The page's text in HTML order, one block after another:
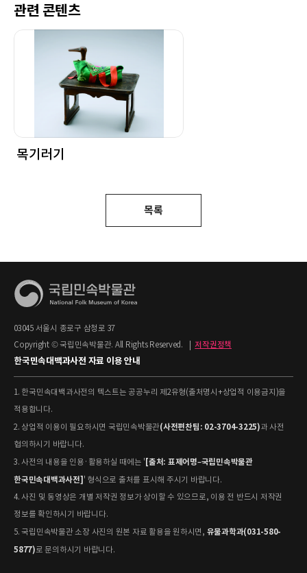
관련 콘텐츠
목기러기
목록
03045 서울시 종로구 삼청로 37
Copyright © 국립민속박물관. All Rights Reserved.
저작권정책
한국민속대백과사전 자료 이용 안내
1. 한국민속대백과사전의 텍스트는 공공누리 제2유형(출처명시+상업적 이용금지)을
적용합니다.
2. 상업적 이용이 필요하시면 국립민속박물관(사전편찬팀: 02-3704-3225)과 사전
협의하시기 바랍니다.
3. 사전의 내용을 인용·활용하실 때에는 ' [출처: 표제어명–국립민속박물관
한국민속대백과사전] ' 형식으로 출처를 표시해 주시기 바랍니다.
4. 사진 및 동영상은 개별 저작권 정보가 상이할 수 있으므로, 이용 전 반드시 저작권
정보를 확인하시기 바랍니다.
5. 국립민속박물관 소장 사진의 원본 자료 활용을 원하시면, 유물과학과(031-580-
5877)로 문의하시기 바랍니다.